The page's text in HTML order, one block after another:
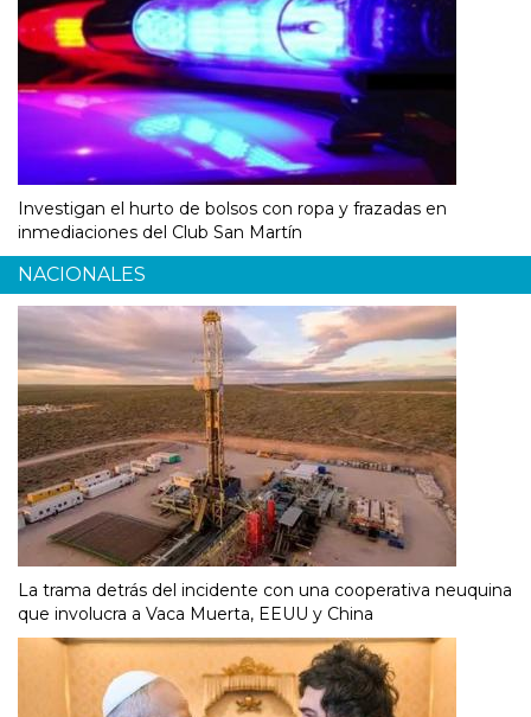
Investigan el hurto de bolsos con ropa y frazadas en
inmediaciones del Club San Martín
NACIONALES
La trama detrás del incidente con una cooperativa neuquina
que involucra a Vaca Muerta, EEUU y China